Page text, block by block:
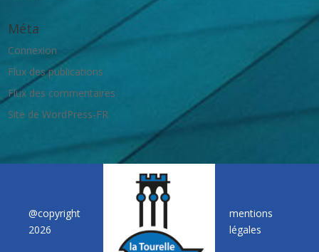
Méta
Connexion
Flux des publications
Flux des commentaires
Site de WordPress-FR
@copyright
2026
mentions
légales